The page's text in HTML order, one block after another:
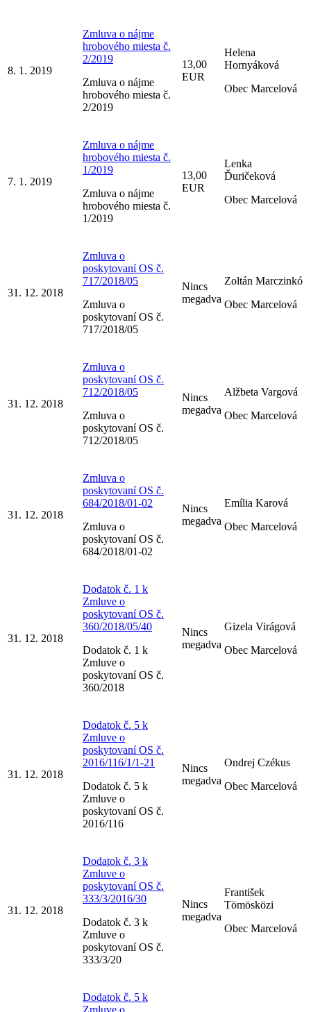
8. 1. 2019
Zmluva o nájme
hrobového miesta č.
2/2019
Zmluva o nájme
hrobového miesta č.
2/2019
13,00
EUR
Helena
Hornyáková
Obec Marcelová
7. 1. 2019
Zmluva o nájme
hrobového miesta č.
1/2019
Zmluva o nájme
hrobového miesta č.
1/2019
13,00
EUR
Lenka
Ďuričeková
Obec Marcelová
31. 12. 2018
Zmluva o
poskytovaní OS č.
717/2018/05
Zmluva o
poskytovaní OS č.
717/2018/05
Nincs
megadva
Zoltán Marczinkó
Obec Marcelová
31. 12. 2018
Zmluva o
poskytovaní OS č.
712/2018/05
Zmluva o
poskytovaní OS č.
712/2018/05
Nincs
megadva
Alžbeta Vargová
Obec Marcelová
31. 12. 2018
Zmluva o
poskytovaní OS č.
684/2018/01-02
Zmluva o
poskytovaní OS č.
684/2018/01-02
Nincs
megadva
Emília Karová
Obec Marcelová
31. 12. 2018
Dodatok č. 1 k
Zmluve o
poskytovaní OS č.
360/2018/05/40
Dodatok č. 1 k
Zmluve o
poskytovaní OS č.
360/2018
Nincs
megadva
Gizela Virágová
Obec Marcelová
31. 12. 2018
Dodatok č. 5 k
Zmluve o
poskytovaní OS č.
2016/116/1/1-21
Dodatok č. 5 k
Zmluve o
poskytovaní OS č.
2016/116
Nincs
megadva
Ondrej Czékus
Obec Marcelová
31. 12. 2018
Dodatok č. 3 k
Zmluve o
poskytovaní OS č.
333/3/2016/30
Dodatok č. 3 k
Zmluve o
poskytovaní OS č.
333/3/20
Nincs
megadva
František
Tömösközi
Obec Marcelová
Dodatok č. 5 k
Zmluve o